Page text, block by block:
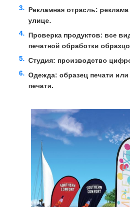
Рекламная отрасль:
улице.
Проверка продуктов: все
печатной обработки
Студия: производство
Одежда: образец печати
печати.